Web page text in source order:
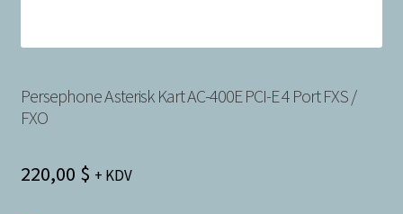
Persephone Asterisk Kart AC-400E PCI-E 4 Port FXS /
FXO
220,00 $ + KDV